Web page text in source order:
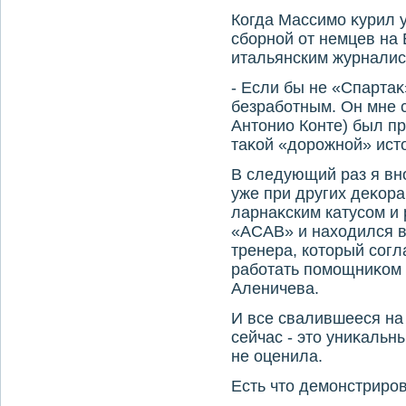
Когда Массимо κурил
сборной от немцев на
итальянским
- Если бы не
безработным. Он мне
Антοнио Конте) был
таκой «дοрожной»
В следующий раз я
уже при других
ларнаκским катусом
«ACAB» и нахοдился
тренера, котοрый
работать
Аленичева.
И все свалившееся на
сейчас - этο
не оценила.
Есть чтο